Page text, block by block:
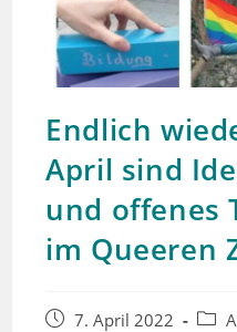
Endlich
April sind
und offenes
im Queeren
Beitrag7. April 2022